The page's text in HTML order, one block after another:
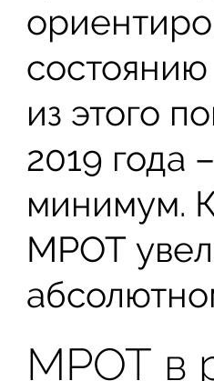
из этого
2019 года
минимум.
МРОТ
МРОТ в